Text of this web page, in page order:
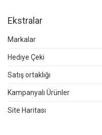
Ekstralar
Markalar
Hediye Çeki
Satış ortaklığı
Kampanyalı Ürünler
Site Haritası